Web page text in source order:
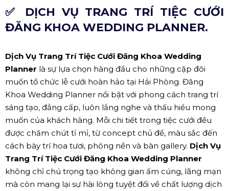
✅ DỊCH VỤ TRANG TRÍ TIỆC CƯỚI
ĐĂNG KHOA WEDDING PLANNER.
Dịch Vụ Trang Trí Tiệc Cưới Đăng Khoa Wedding
Planner là sự lựa chọn hàng đầu cho những cặp đôi
muốn tổ chức lễ cưới hoàn hảo tại Hải Phòng. Đăng
Khoa Wedding Planner nổi bật với phong cách trang trí
sáng tạo, đẳng cấp, luôn lắng nghe và thấu hiểu mong
muốn của khách hàng. Mỗi chi tiết trong tiệc cưới đều
được chăm chút tỉ mỉ, từ concept chủ đề, màu sắc đến
cách bày trí hoa tươi, phông nền và bàn gallery. Dịch Vụ
Trang Trí Tiệc Cưới Đăng Khoa Wedding Planner
không chỉ chú trọng tạo không gian ấm cúng, lãng mạn
mà còn mang lại sự hài lòng tuyệt đối về chất lượng dịch